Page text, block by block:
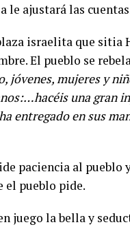
le ajustará las
israelita que sitia
El pueblo se
jóvenes, mujeres y
una gran
entregado en sus
paciencia al pueblo
el pueblo pide.
juego la bella y